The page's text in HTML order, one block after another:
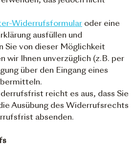
Widerrufsformular oder eine
ausfüllen und
Sie von dieser Möglichkeit
wir Ihnen unverzüglich (z.B. per
über den Eingang eines
reicht es aus, dass Sie
Ausübung des Widerrufsrechts
absenden.